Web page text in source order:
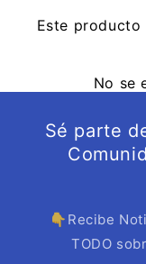
Este producto
No se
Sé parte
👇Recibe
TODO